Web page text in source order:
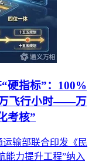
硬指标”：100%
万飞行小时——万
考核”
输部联合印发《民
能力提升工程”纳入